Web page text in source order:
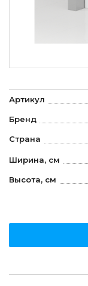
Артикул
Бренд
Страна
Ширина, см
Высота, см